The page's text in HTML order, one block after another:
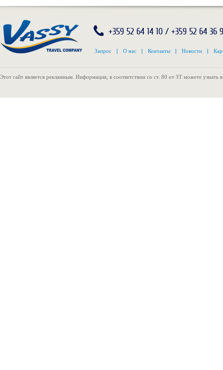
+359 52 64 14 10 / +359 52 64 36
Запрос | О нас | Контакты | Новости |
Этот сайт является рекламным. Информация, в соответствии со ст. 80 от ЗТ можете узнать